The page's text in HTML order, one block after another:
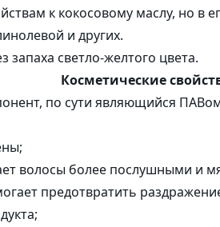
Мешочки из органзы
Коробочки
Корзинки из шпона
Наполнитель
Бирки
к кокосовому маслу, но
и других.
запаха светло-желтого цвета.
Косметические
по сути являющийся
волосы более послушными и
предотвратить